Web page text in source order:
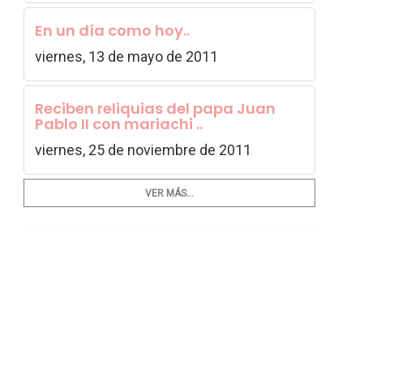
En un día como hoy..
viernes, 13 de mayo de 2011
Reciben reliquias del papa Juan
Pablo II con mariachi ..
viernes, 25 de noviembre de 2011
VER MÁS...